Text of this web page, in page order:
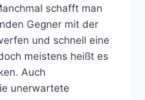
schafft man
Gegner mit der
und schnell eine
meistens heißt es
Auch
unerwartete